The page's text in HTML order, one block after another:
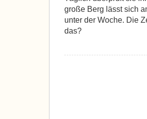
große Berg lässt sich
unter der Woche. Die
das?